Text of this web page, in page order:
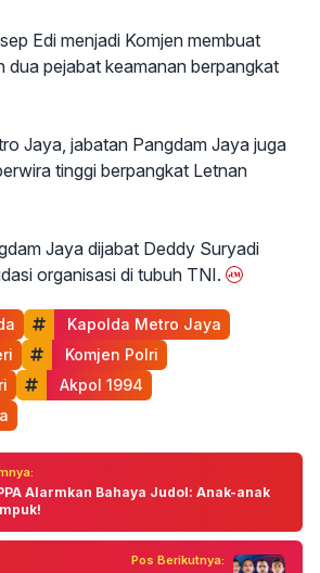
Edi menjadi Komjen membuat
dua pejabat keamanan berpangkat
Jaya, jabatan Pangdam Jaya juga
tinggi berpangkat Letnan
Jaya dijabat Deddy Suryadi
organisasi di tubuh TNI.
Kapolda Metro Jaya
Komjen Polri
Akpol 1994
Alarmkan Bahaya Judol: Anak-anak
Pos Berikutnya: